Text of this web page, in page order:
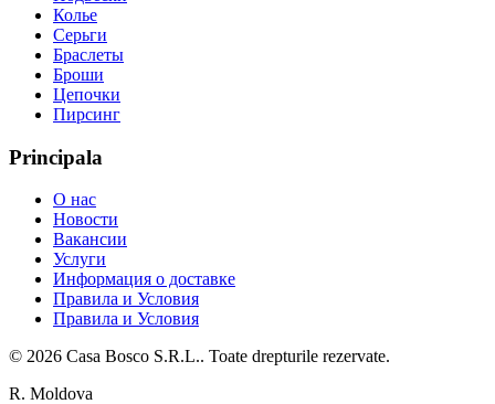
Колье
Серьги
Браслеты
Броши
Цепочки
Пирсинг
Principala
О нас
Новости
Вакансии
Услуги
Информация о доставке
Правила и Условия
Правила и Условия
© 2026 Casa Bosco S.R.L.. Toate drepturile rezervate.
R. Moldova